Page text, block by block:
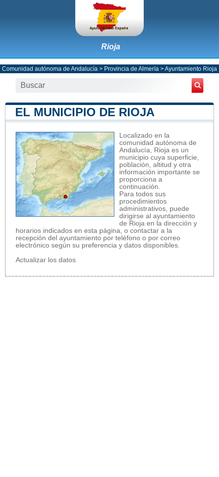
Rioja
Comunidad autónoma de Andalucía > Provincia de Almería >Ayuntamiento Rioja
EL MUNICIPIO DE RIOJA
Localizado en la
comunidad autónoma de
Andalucía, Rioja es un
municipio cuya superficie,
población, altitud y otra
información importante se
proporciona a
continuación.
Para todos sus
procedimientos
administrativos, puede
dirigirse al ayuntamiento
de Rioja en la dirección y
horarios indicados en esta página, o contactar a la
recepción del ayuntamiento por teléfono o por correo
electrónico según su preferencia y datos disponibles.
Actualizar los datos